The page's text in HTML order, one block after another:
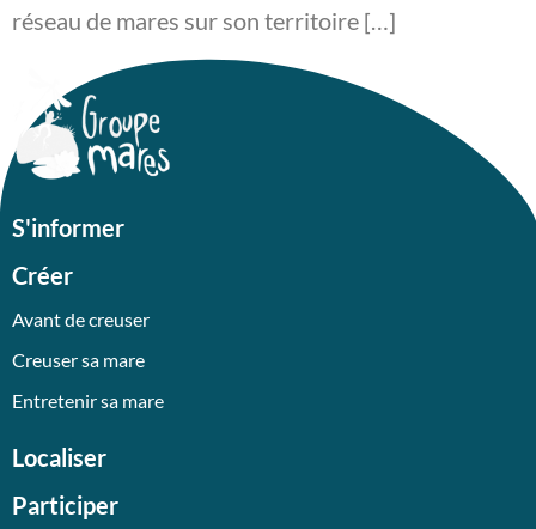
réseau de mares sur son territoire […]
S'informer
Créer
Avant de creuser
Creuser sa mare
Entretenir sa mare
Localiser
Participer